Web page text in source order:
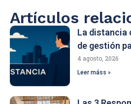
Artículos
La distancia
de gestión
4 agosto, 2026
Leer máss »